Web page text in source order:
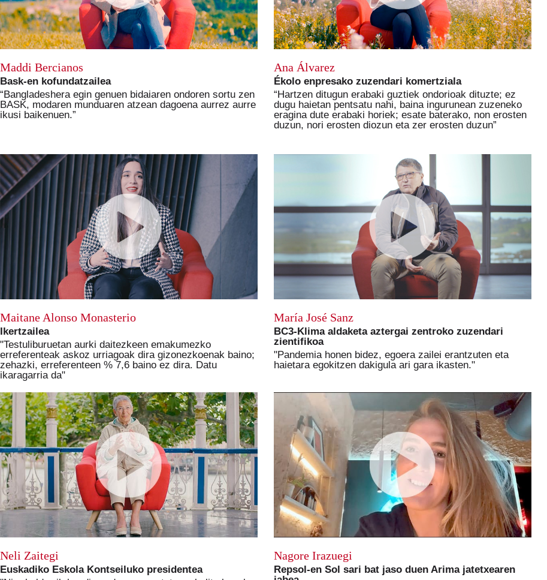
Maddi Bercianos
Bask-en kofundatzailea
“Bangladeshera egin genuen bidaiaren ondoren sortu zen
BASK, modaren munduaren atzean dagoena aurrez aurre
ikusi baikenuen.”
Ana Álvarez
Ékolo enpresako zuzendari komertziala
“Hartzen ditugun erabaki guztiek ondorioak dituzte; ez
dugu haietan pentsatu nahi, baina ingurunean zuzeneko
eragina dute erabaki horiek; esate baterako, non erosten
duzun, nori erosten diozun eta zer erosten duzun”
Maitane Alonso Monasterio
Ikertzailea
"Testuliburuetan aurki daitezkeen emakumezko
erreferenteak askoz urriagoak dira gizonezkoenak baino;
zehazki, erreferenteen % 7,6 baino ez dira. Datu
ikaragarria da"
María José Sanz
BC3-Klima aldaketa aztergai zentroko zuzendari
zientifikoa
"Pandemia honen bidez, egoera zailei erantzuten eta
haietara egokitzen dakigula ari gara ikasten."
Neli Zaitegi
Euskadiko Eskola Kontseiluko presidentea
Nagore Irazuegi
Repsol-en Sol sari bat jaso duen Arima jatetxearen